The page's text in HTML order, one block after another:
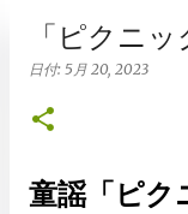
「ピクニ
日付: 5月 20, 2023
童謡「ピク